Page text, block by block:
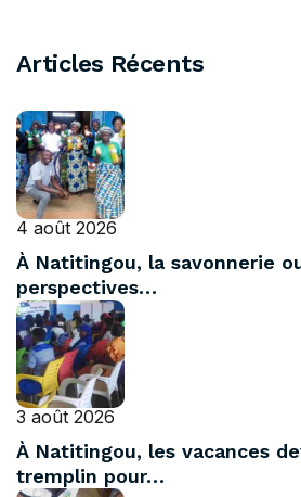
Articles Récents
4 août 2026
À Natitingou, la savonnerie
perspectives…
3 août 2026
À Natitingou, les vacances
tremplin pour…